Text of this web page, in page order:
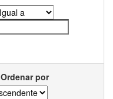
Ordenar por